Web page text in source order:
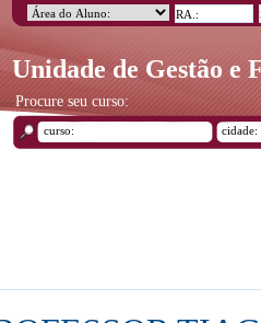
Unidade de Gestão e
Procure seu curso: